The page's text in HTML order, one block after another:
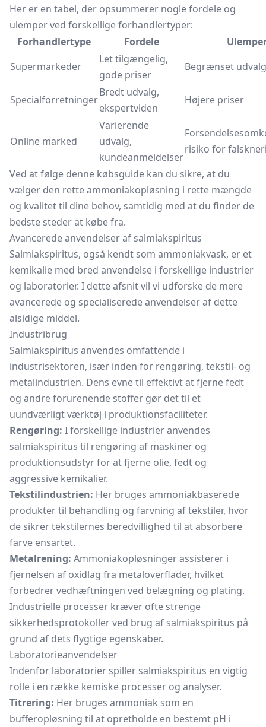
Her er en tabel, der opsummerer nogle fordele og
ulemper ved forskellige forhandlertyper:
Forhandlertype
Fordele
Supermarkeder
Let tilgængelig,
gode priser
Begrænset udvalg
Specialforretninger
Bredt udvalg,
ekspertviden
Højere priser
Online marked
Varierende
udvalg,
kundeanmeldelser
risiko for
Ved at følge denne købsguide kan du sikre, at du
vælger den rette ammoniakopløsning i rette mængde
og kvalitet til dine behov, samtidig med at du finder de
bedste steder at købe fra.
Avancerede anvendelser af salmiakspiritus
Salmiakspiritus, også kendt som ammoniakvask, er et
kemikalie med bred anvendelse i forskellige industrier
og laboratorier. I dette afsnit vil vi udforske de mere
avancerede og specialiserede anvendelser af dette
alsidige middel.
Industribrug
Salmiakspiritus anvendes omfattende i
industrisektoren, især inden for rengøring, tekstil- og
metalindustrien. Dens evne til effektivt at fjerne fedt
og andre forurenende stoffer gør det til et
uundværligt værktøj i produktionsfaciliteter.
Rengøring: I forskellige industrier anvendes
salmiakspiritus til rengøring af maskiner og
produktionsudstyr for at fjerne olie, fedt og
aggressive kemikalier.
Tekstilindustrien: Her bruges ammoniakbaserede
produkter til behandling og farvning af tekstiler, hvor
de sikrer tekstilernes beredvillighed til at absorbere
farve ensartet.
Metalrening: Ammoniakopløsninger assisterer i
fjernelsen af oxidlag fra metaloverflader, hvilket
forbedrer vedhæftningen ved belægning og plating.
Industrielle processer kræver ofte strenge
sikkerhedsprotokoller ved brug af salmiakspiritus på
grund af dets flygtige egenskaber.
Laboratorieanvendelser
Indenfor laboratorier spiller salmiakspiritus en vigtig
rolle i en række kemiske processer og analyser.
Titrering: Her bruges ammoniak som en
bufferopløsning til at opretholde en bestemt pH i